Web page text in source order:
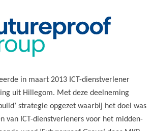
in maart 2013 ICT-dienstverlener
uit Hillegom. Met deze deelneming
strategie opgezet waarbij het doel was
van ICT-dienstverleners voor het midden-